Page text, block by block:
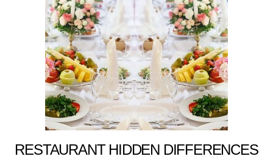
RESTAURANT HIDDEN DIFFERENCES